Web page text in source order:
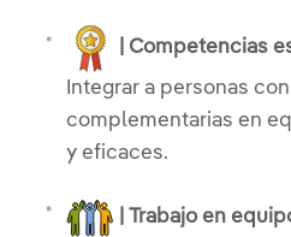
| Competencias
Integrar a personas
complementarias en
y eficaces.
| Trabajo en